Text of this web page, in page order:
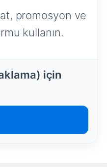
promosyon ve
kullanın.
için